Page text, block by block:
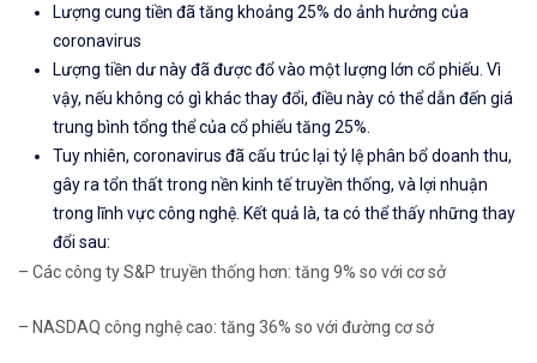
Lượng cung tiền đã tăng khoảng 25% do ảnh hưởng của
coronavirus
Lượng tiền dư này đã được đổ vào một lượng lớn cổ phiếu. Vì
vậy, nếu không có gì khác thay đổi, điều này có thể dẫn đến giá
trung bình tổng thể của cổ phiếu tăng 25%.
Tuy nhiên, coronavirus đã cấu trúc lại tỷ lệ phân bổ doanh thu,
gây ra tổn thất trong nền kinh tế truyền thống, và lợi nhuận
trong lĩnh vực công nghệ. Kết quả là, ta có thể thấy những thay
đổi sau:
– Các công ty S&P truyền thống hơn: tăng 9% so với cơ sở
– NASDAQ công nghệ cao: tăng 36% so với đường cơ sở